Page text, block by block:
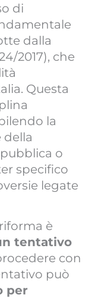
di
dalla
2017), che
Questa
la
della
o
specifico
legate
è
tentativo
con
può
per